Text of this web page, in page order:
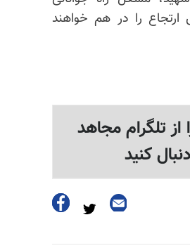
را در هم خواهند
از تلگرام مجاهد
دنبال کنید